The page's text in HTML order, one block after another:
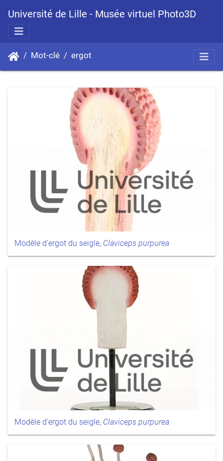
Université de Lille - Musée virtuel Photo3D
Mot-clé ergot
Modèle d'ergot du seigle, Claviceps purpurea
Modèle d'ergot du seigle, Claviceps purpurea